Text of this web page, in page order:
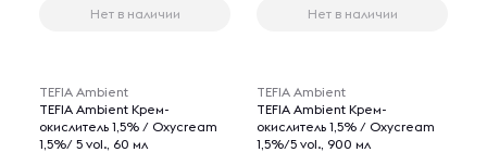
Нет в наличии Нет в наличии
TEFIA Ambient
TEFIA Ambient Крем-
окислитель 1,5% / Oxycream
1,5%/ 5 vol., 60 мл
TEFIA Ambient
TEFIA Ambient Крем-
окислитель 1,5% / Oxycream
1,5%/5 vol., 900 мл